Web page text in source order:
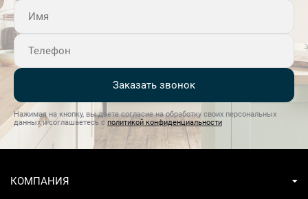
Заказать звонок
Нажимая на кнопку, вы даете согласие на обработку своих персональных
данных и соглашаетесь с политикой конфиденциальности
КОМПАНИЯ